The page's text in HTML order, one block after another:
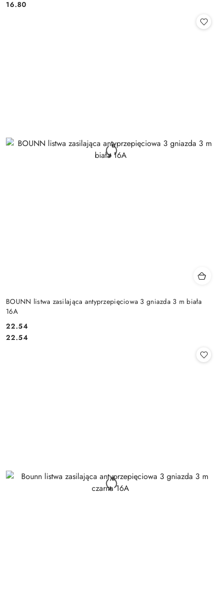
Cena:
16.80
BOUNN listwa zasilająca antyprzepięciowa 3 gniazda 3 m biała
16A
Cena:
22.54
Cena:
22.54